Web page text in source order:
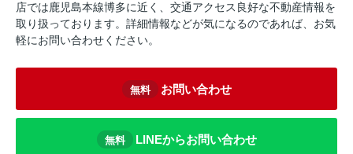
店では鹿児島本線博多に近く、交通アクセス良好な不動産情報を
取り扱っております。詳細情報などが気になるのであれば、お気
軽にお問い合わせください。
無料 お問い合わせ
無料 LINEからお問い合わせ